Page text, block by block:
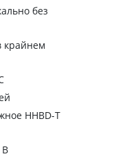
без
крайнем
HHBD-Т
В